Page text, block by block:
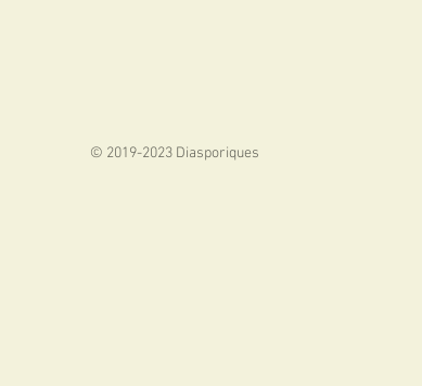
© 2019-2023 Diasporiques